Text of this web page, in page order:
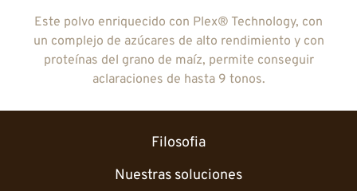
Este polvo enriquecido con Plex® Technology, con
un complejo de azúcares de alto rendimiento y con
proteínas del grano de maíz, permite conseguir
aclaraciones de hasta 9 tonos.
Filosofia
Nuestras soluciones